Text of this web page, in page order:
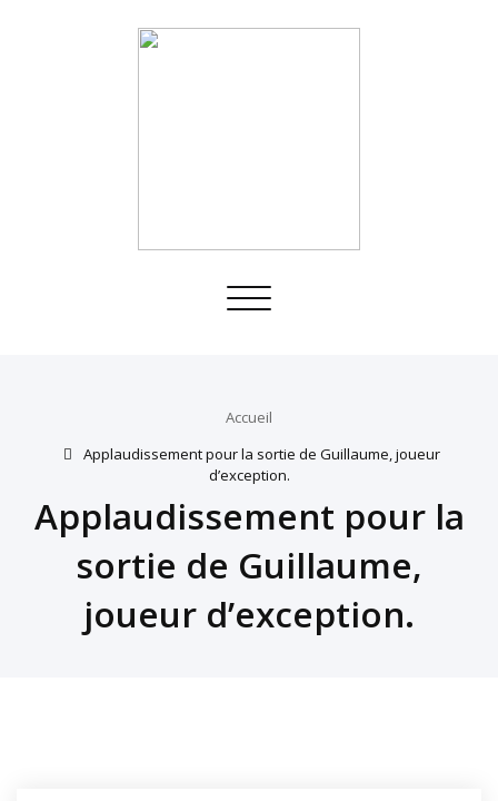
Toggle
Accueil
Applaudissement pour la sortie de Guillaume, joueur
d’exception.
Applaudissement pour la
sortie de Guillaume,
joueur d’exception.